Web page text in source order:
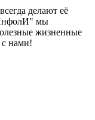
делают её
мы
жизненные
нами!